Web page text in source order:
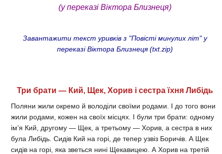
(у переказі Віктора Близнеця)
Завантажити текст уривків з "Повісті минулих літ" у
переказі Віктора Близнеця (txt.zip)
Три брати — Кий, Щек, Хорив і сестра їхня Либідь
Поляни жили окремо й володіли своїми родами. І до того вони
жили родами, кожен на своїх місцях. І були три брати: одному
ім’я Кий, другому — Щек, а третьому — Хорив, а сестра в них
була Либідь. Сидів Кий на горі, де тепер узвіз Боричів. А Щек
сидів на горі, яка зветься нині Щекавицею. А Хорив на третій